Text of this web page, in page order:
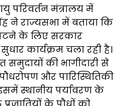
परिवर्तन मंत्रालय में
ने राज्यसभा में बताया कि
के लिए सरकार
कार्यक्रम चला रही है।
समुदायों की भागीदारी से
और पारिस्थितिकी
स्थानीय पर्यावरण के